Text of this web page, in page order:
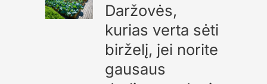
Daržovės,
kurias verta sėti
birželį, jei norite
gausaus